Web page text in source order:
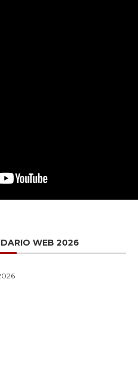
WEB 2026